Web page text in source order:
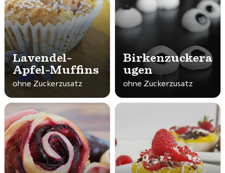
Lavendel-
Apfel-Muffins
ohne Zuckerzusatz
Birkenzuckera
ugen
ohne Zuckerzusatz